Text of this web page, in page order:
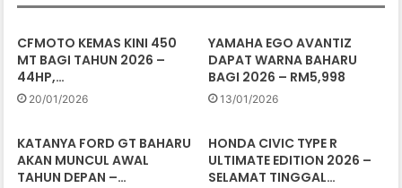
CFMOTO KEMAS KINI 450
MT BAGI TAHUN 2026 –
44HP,…
20/01/2026
YAMAHA EGO AVANTIZ
DAPAT WARNA BAHARU
BAGI 2026 – RM5,998
13/01/2026
KATANYA FORD GT BAHARU
AKAN MUNCUL AWAL
TAHUN DEPAN –…
HONDA CIVIC TYPE R
ULTIMATE EDITION 2026 –
SELAMAT TINGGAL…